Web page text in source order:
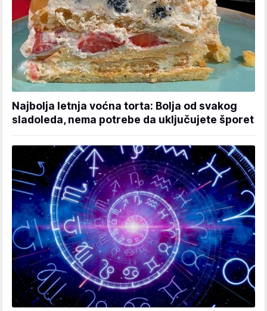
Najbolja letnja voćna torta: Bolja od svakog
sladoleda, nema potrebe da uključujete šporet